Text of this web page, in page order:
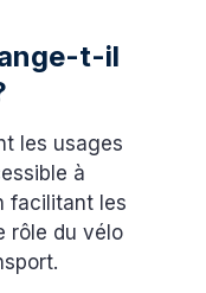
t-il
les usages
à
facilitant les
rôle du vélo